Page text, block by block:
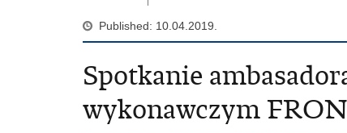
Published: 10.04.2019.
Spotkanie
wykonawczym